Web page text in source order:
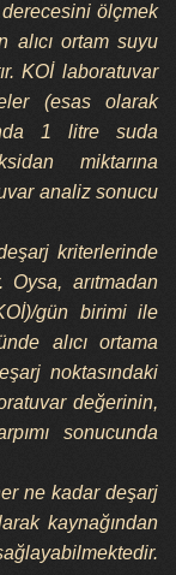
ölçmek
alıcı ortam suyu
KOİ laboratuvar
(esas olarak
1 litre suda
miktarına
analiz sonucu
kriterlerinde
arıtmadan
gün birimi ile
alıcı ortama
noktasındaki
değerinin,
sonucunda
ne kadar deşarj
kaynağından